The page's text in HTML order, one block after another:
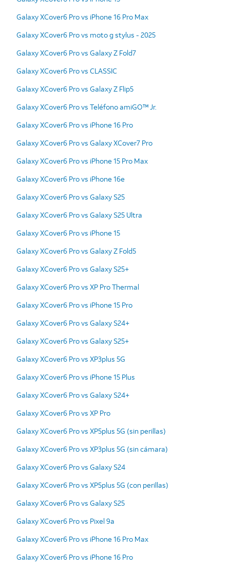
Galaxy XCover6 Pro vs iPhone 16 Pro Max
Galaxy XCover6 Pro vs moto g stylus - 2025
Galaxy XCover6 Pro vs Galaxy Z Fold7
Galaxy XCover6 Pro vs CLASSIC
Galaxy XCover6 Pro vs Galaxy Z Flip5
Galaxy XCover6 Pro vs Teléfono amiGO™ Jr.
Galaxy XCover6 Pro vs iPhone 16 Pro
Galaxy XCover6 Pro vs Galaxy XCover7 Pro
Galaxy XCover6 Pro vs iPhone 15 Pro Max
Galaxy XCover6 Pro vs iPhone 16e
Galaxy XCover6 Pro vs Galaxy S25
Galaxy XCover6 Pro vs Galaxy S25 Ultra
Galaxy XCover6 Pro vs iPhone 15
Galaxy XCover6 Pro vs Galaxy Z Fold5
Galaxy XCover6 Pro vs Galaxy S25+
Galaxy XCover6 Pro vs XP Pro Thermal
Galaxy XCover6 Pro vs iPhone 15 Pro
Galaxy XCover6 Pro vs Galaxy S24+
Galaxy XCover6 Pro vs Galaxy S25+
Galaxy XCover6 Pro vs XP3plus 5G
Galaxy XCover6 Pro vs iPhone 15 Plus
Galaxy XCover6 Pro vs Galaxy S24+
Galaxy XCover6 Pro vs XP Pro
Galaxy XCover6 Pro vs XP5plus 5G (sin perillas)
Galaxy XCover6 Pro vs XP3plus 5G (sin cámara)
Galaxy XCover6 Pro vs Galaxy S24
Galaxy XCover6 Pro vs XP5plus 5G (con perillas)
Galaxy XCover6 Pro vs Galaxy S25
Galaxy XCover6 Pro vs Pixel 9a
Galaxy XCover6 Pro vs iPhone 16 Pro Max
Galaxy XCover6 Pro vs iPhone 16 Pro